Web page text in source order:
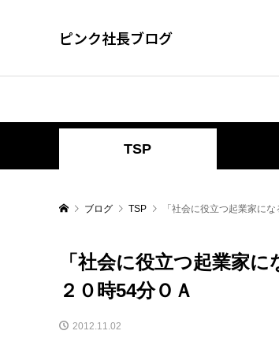
ピンク社長ブログ
TSP
ブログ TSP 「社会に役立つ起業家に
「社会に役立つ起業家
２０時54分ＯＡ
2012.11.02